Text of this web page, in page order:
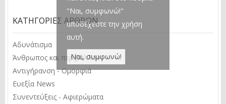
"Ναι, συμφωνώ!"
αποδέχεστε την χρήση
αυτή.
ΚΑΤΗΓΟΡΊΕΣ ΆΡΘΡΩΝ
Αδυνάτισμα
Άνθρωπος και περιβάλλον
Αντιγήρανση - Ομορφιά
Ευεξία News
Συνεντεύξεις - Αφιερώματα